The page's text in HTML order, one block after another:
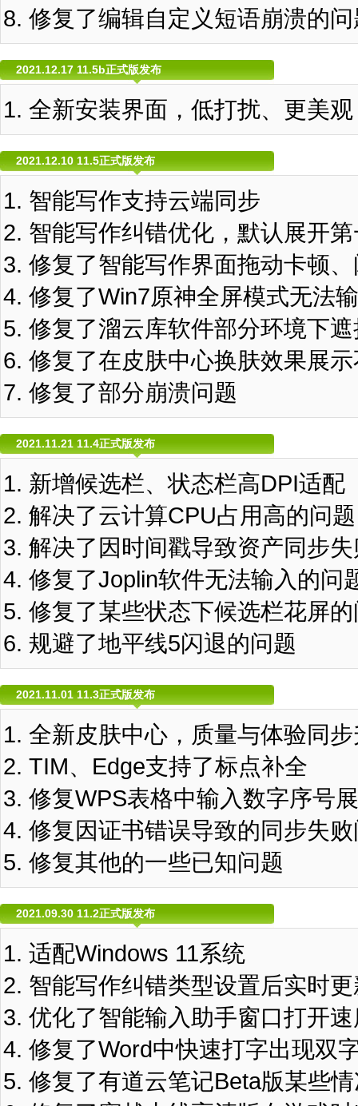
修复了编辑自定义短语崩溃的
2021.12.17 11.5b正式版发布
全新安装界面，低打扰、更美观
2021.12.10 11.5正式版发布
智能写作支持云端同步
智能写作纠错优化，默认展开
修复了智能写作界面拖动卡顿
修复了Win7原神全屏模式无法
修复了溜云库软件部分环境下
修复了在皮肤中心换肤效果展
修复了部分崩溃问题
2021.11.21 11.4正式版发布
新增候选栏、状态栏高DPI适配
解决了云计算CPU占用高的问题
解决了因时间戳导致资产同步
修复了Joplin软件无法输入的问
修复了某些状态下候选栏花屏
规避了地平线5闪退的问题
2021.11.01 11.3正式版发布
全新皮肤中心，质量与体验同
TIM、Edge支持了标点补全
修复WPS表格中输入数字序号
修复因证书错误导致的同步失
修复其他的一些已知问题
2021.09.30 11.2正式版发布
适配Windows 11系统
智能写作纠错类型设置后实时
优化了智能输入助手窗口打开
修复了Word中快速打字出现双
修复了有道云笔记Beta版某些